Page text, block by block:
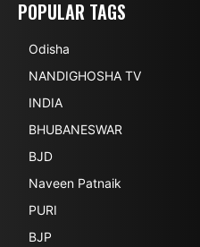
POPULAR TAGS
Odisha
NANDIGHOSHA TV
INDIA
BHUBANESWAR
BJD
Naveen Patnaik
PURI
BJP